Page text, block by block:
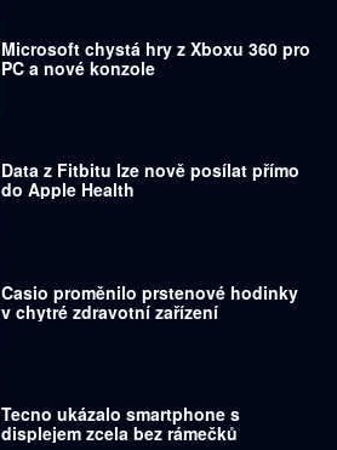
Microsoft chystá hry z Xboxu 360 pro
PC a nové konzole
Data z Fitbitu lze nově posílat přímo
do Apple Health
Casio proměnilo prstenové hodinky
v chytré zdravotní zařízení
Tecno ukázalo smartphone s
displejem zcela bez rámečků